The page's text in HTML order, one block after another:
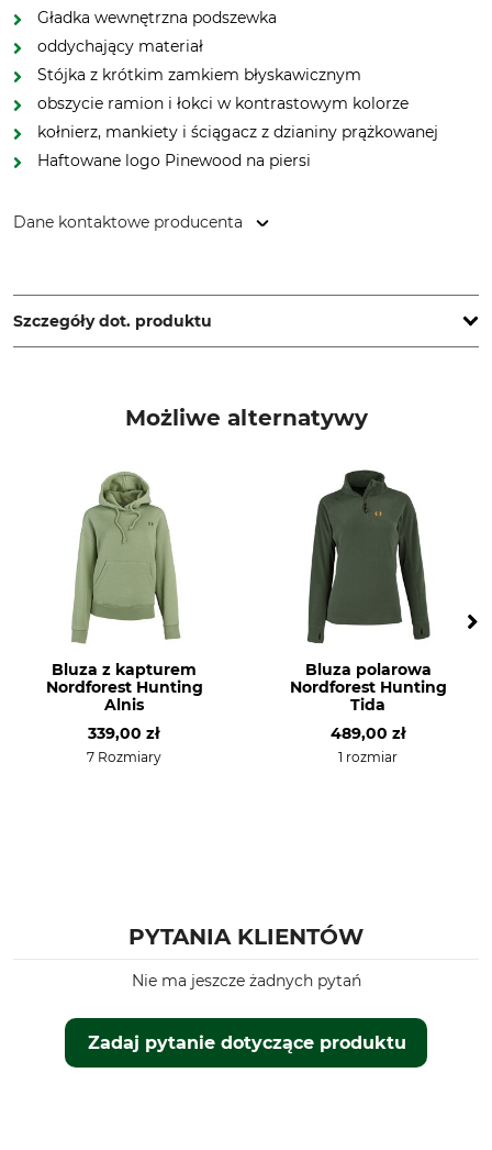
Gładka wewnętrzna podszewka
oddychający materiał
Stójka z krótkim zamkiem błyskawicznym
obszycie ramion i łokci w kontrastowym kolorze
kołnierz, mankiety i ściągacz z dzianiny prążkowanej
Haftowane logo Pinewood na piersi
Dane kontaktowe producenta
www.pinewood.eu
Szczegóły dot. produktu
50% Poliakryl
100% Poliester
Damski
d.green mel
Rozmiar odzieży
Możliwe alternatywy
Bluza z kapturem
Nordforest Hunting
Alnis
339,00 zł
7 Rozmiary
Bluza polarowa
Nordforest Hunting
Tida
489,00 zł
1 rozmiar
PYTANIA KLIENTÓW
Zadaj pytanie dotyczące produktu
Nie ma jeszcze żadnych pytań